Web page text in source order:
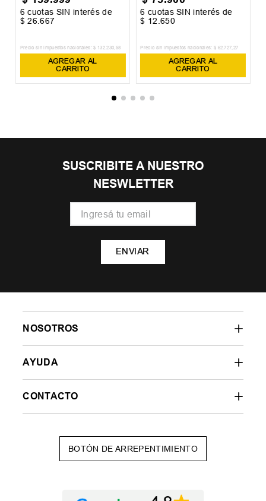
6 cuotas SIN interés de
$ 26 .667
Precio sin impuestos nacionales: $ 132.230 58
AGREGAR AL
CARRITO
6 cuotas SIN interés de
$ 12 650
Precio sin impuestos nacionales: $ 62 .727 27
AGREGAR AL
CARRITO
SUSCRIBITE A NUESTRO
NESWLETTER
ENVIAR
NOSOTROS
AYUDA
CONTACTO
BOTÓN DE ARREPENTIMIENTO